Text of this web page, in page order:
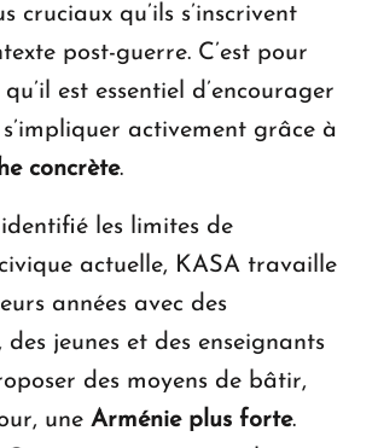
cruciaux qu’ils s’inscrivent
post-guerre. C’est pour
est essentiel d’encourager
s’impliquer activement grâce à
concrète.
les limites de
civique actuelle, KASA travaille
années avec des
des jeunes et des enseignants
des moyens de bâtir,
une Arménie plus forte.